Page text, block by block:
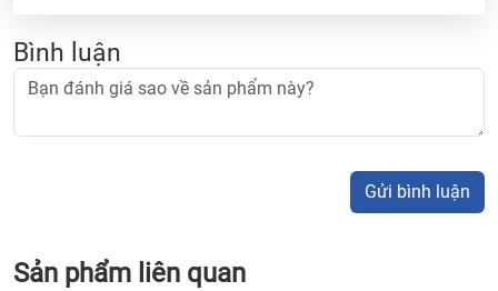
Bình luận
Gửi bình luận
Sản phẩm liên quan